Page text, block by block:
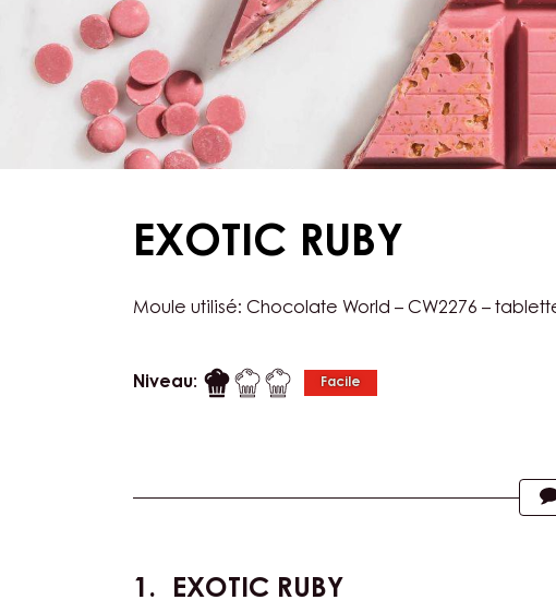
EXOTIC RUBY
Moule utilisé: Chocolate World – CW2276 –
Niveau: Facile
Actions
EXOTIC RUBY